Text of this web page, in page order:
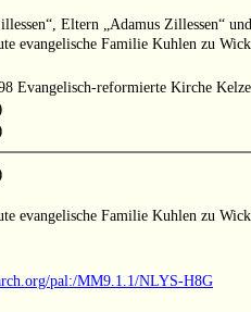
Eltern „Adamus Zillessen“
evangelische Familie Kuhlen zu
Evangelisch-reformierte Kirche
evangelische Familie Kuhlen zu
pal:/MM9.1.1/NLYS-H8G